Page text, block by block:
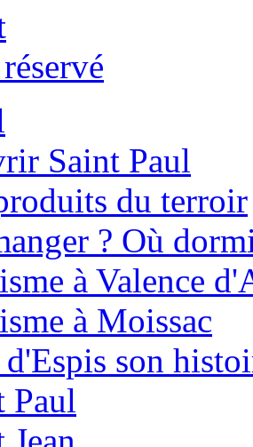
Saint Paul
du terroir
? Où
à Valence
à Moissac
son
Paul